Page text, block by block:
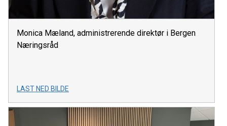
Monica Mæland, administrerende direktør i Bergen
Næringsråd
LAST NED BILDE